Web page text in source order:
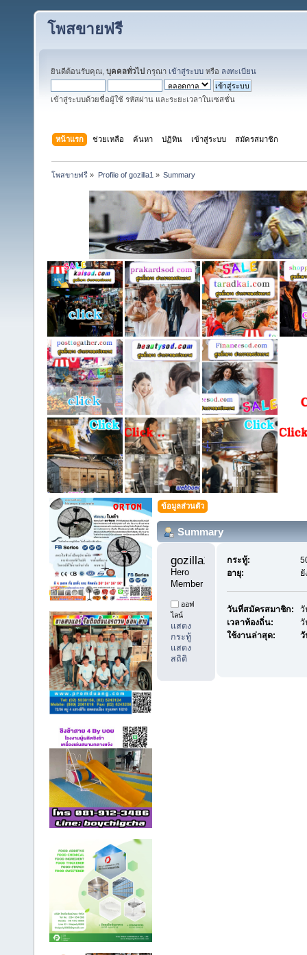
โพสขายฟรี
ยินดีต้อนรับคุณ, บุคคลทั่วไป กรุณา เข้าสู่ระบบ หรือ ลงทะเบียน
เข้าสู่ระบบด้วยชื่อผู้ใช้ รหัสผ่าน และระยะเวลาในเซสชั่น
หน้าแรก ช่วยเหลือ ค้นหา ปฏิทิน เข้าสู่ระบบ สมัครสมาชิก
โพสขายฟรี » Profile of gozilla1 » Summary
ข้อมูลส่วนตัว
Summary
Hero
Member
ออฟ
ไลน์
แสดง
กระทู้
แสดง
สถิติ
กระทู้:
อายุ:
วันที่สมัครสมาชิก:
วั
เวลาท้องถิ่น:
วั
ใช้งานล่าสุด: